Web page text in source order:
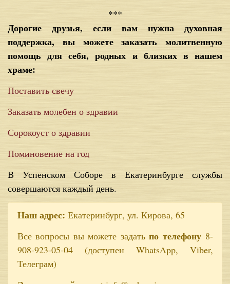
***
Дорогие друзья, если вам нужна духовная
поддержка, вы можете заказать молитвенную
помощь для себя, родных и близких в нашем
храме:
Поставить свечу
Заказать молебен о здравии
Сорокоуст о здравии
Поминовение на год
В Успенском Соборе в Екатеринбурге службы
совершаются каждый день.
Наш адрес: Екатеринбург, ул. Кирова, 65
Все вопросы вы можете задатьпо телефону8-
908-923-05-04 (доступен WhatsApp, Viber,
Телеграм)